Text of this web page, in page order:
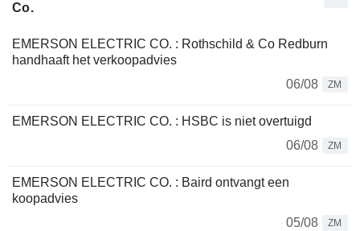
Co.
EMERSON ELECTRIC CO. : Rothschild & Co Redburn
handhaaft het verkoopadvies
06/08
ZM
EMERSON ELECTRIC CO. : HSBC is niet overtuigd
06/08
ZM
EMERSON ELECTRIC CO. : Baird ontvangt een
koopadvies
05/08
ZM